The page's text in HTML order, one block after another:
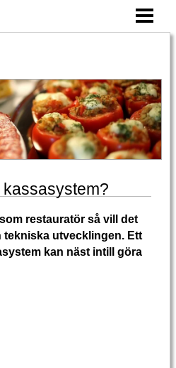
restauratör så vill det
tekniska utvecklingen. Ett
kan näst intill göra